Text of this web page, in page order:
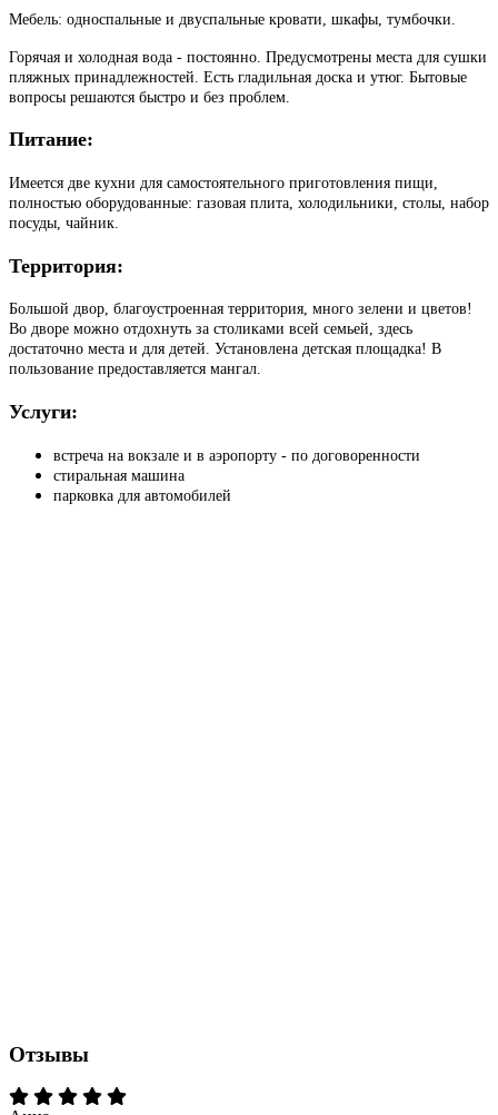
Мебель: односпальные и двуспальные кровати, шкафы, тумбочки.
Горячая и холодная вода - постоянно. Предусмотрены места для сушки
пляжных принадлежностей. Есть гладильная доска и утюг. Бытовые
вопросы решаются быстро и без проблем.
Питание:
Имеется две кухни для самостоятельного приготовления пищи,
полностью оборудованные: газовая плита, холодильники, столы, набор
посуды, чайник.
Территория:
Большой двор, благоустроенная территория, много зелени и цветов!
Во дворе можно отдохнуть за столиками всей семьей, здесь
достаточно места и для детей. Установлена детская площадка! В
пользование предоставляется мангал.
Услуги:
встреча на вокзале и в аэропорту - по договоренности
стиральная машина
парковка для автомобилей
Отзывы